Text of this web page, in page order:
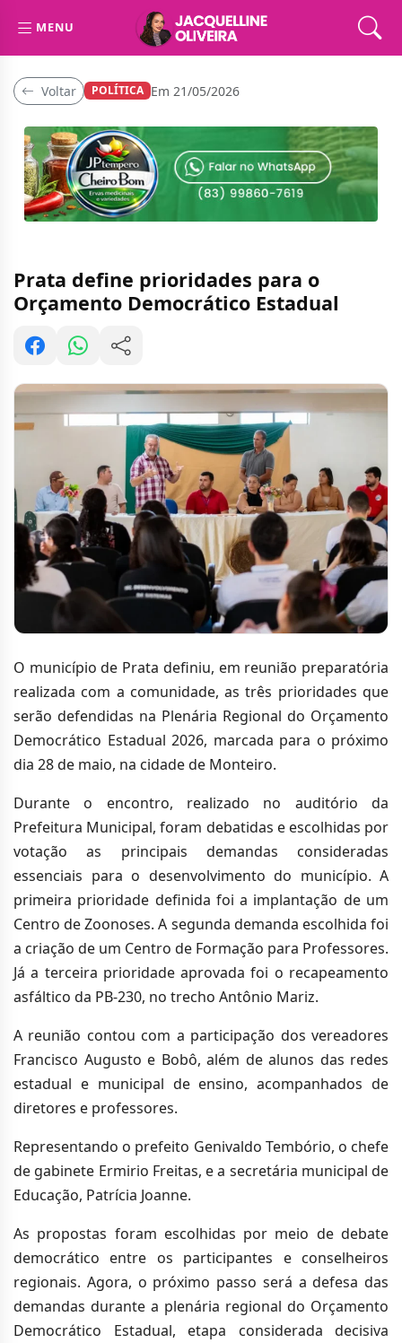
MENU
Voltar POLÍTICA Em 21/05/2026
Prata define prioridades para o
Orçamento Democrático Estadual
O município de Prata definiu, em reunião preparatória
realizada com a comunidade, as três prioridades que
serão defendidas na Plenária Regional do Orçamento
Democrático Estadual 2026, marcada para o próximo
dia 28 de maio, na cidade de Monteiro.
Durante o encontro, realizado no auditório da
Prefeitura Municipal, foram debatidas e escolhidas por
votação as principais demandas consideradas
essenciais para o desenvolvimento do município. A
primeira prioridade definida foi a implantação de um
Centro de Zoonoses. A segunda demanda escolhida foi
a criação de um Centro de Formação para Professores.
Já a terceira prioridade aprovada foi o recapeamento
asfáltico da PB-230, no trecho Antônio Mariz.
A reunião contou com a participação dos vereadores
Francisco Augusto e Bobô, além de alunos das redes
estadual e municipal de ensino, acompanhados de
diretores e professores.
Representando o prefeito Genivaldo Tembório, o chefe
de gabinete Ermirio Freitas, e a secretária municipal de
Educação, Patrícia Joanne.
As propostas foram escolhidas por meio de debate
democrático entre os participantes e conselheiros
regionais. Agora, o próximo passo será a defesa das
demandas durante a plenária regional do Orçamento
Democrático Estadual, etapa considerada decisiva